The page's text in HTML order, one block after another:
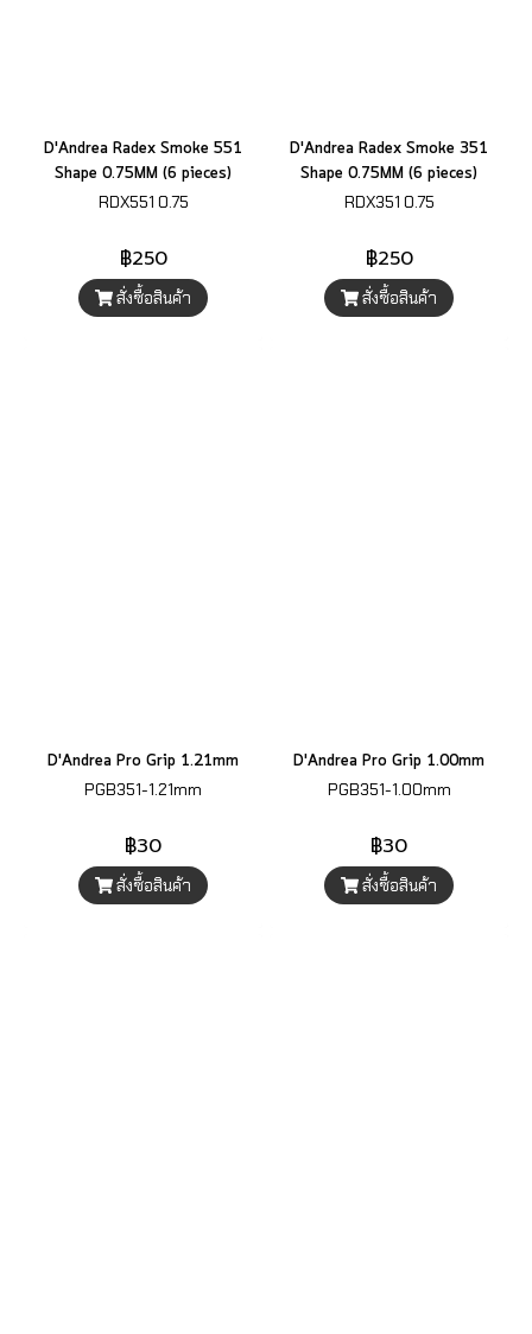
D'Andrea Radex Smoke 551
Shape 0.75MM (6 pieces)
RDX551 0.75
฿250
สั่งซื้อสินค้า
D'Andrea Radex Smoke 351
Shape 0.75MM (6 pieces)
RDX351 0.75
฿250
สั่งซื้อสินค้า
D'Andrea Pro Grip 1.21mm
PGB351-1.21mm
฿30
สั่งซื้อสินค้า
D'Andrea Pro Grip 1.00mm
PGB351-1.00mm
฿30
สั่งซื้อสินค้า